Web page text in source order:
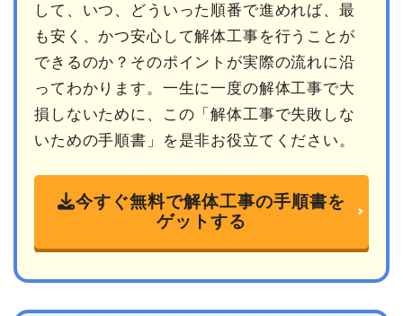
して、いつ、どういった順番で進めれば、最
も安く、かつ安心して解体工事を行うことが
できるのか？そのポイントが実際の流れに沿
ってわかります。一生に一度の解体工事で大
損しないために、この「解体工事で失敗しな
いための手順書」を是非お役立てください。
今すぐ無料で解体工事の手順書を
ゲットする